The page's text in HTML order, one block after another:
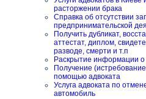
расторжении брака
Справка об отсутствии
предпринимательской
Получить дубликат,
аттестат, диплом,
разводе, смерти и т.п
Раскрытие информации
Получение
помощью адвоката
Услуга адвоката по
автомобиль